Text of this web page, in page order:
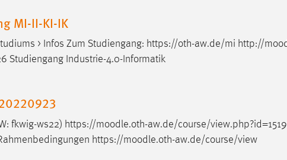
MI-II-KI-IK
> Infos Zum Studiengang: https://oth-aw.de/mi http://
Studiengang Industrie-4.0-Informatik
fkwig-ws22) https://moodle.oth-aw.de/course/
https://moodle.oth-aw.de/course/view
anonym.
wie
_pk_ses